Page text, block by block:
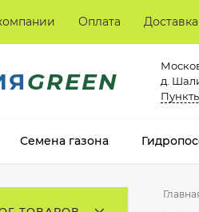
Оплата Доставка
GREEN
д.
Семена газона